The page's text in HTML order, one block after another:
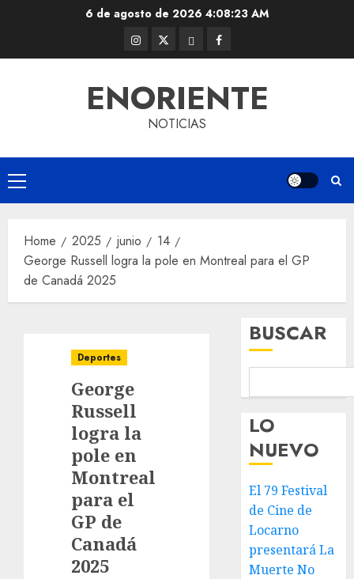
6 de agosto de 2026 4:08:24 AM
Instagram
@EnOriente
Twitter
(X)
ThreadsFacebook
ENORIENTE
NOTICIAS
Primary
Menu
Home 2025 junio
14
George Russell logra la pole en Montreal para el GP
de Canadá 2025
Deportes
George
Russell
logra la
pole en
Montreal
para el
GP de
Canadá
2025
BUSCAR
LO
NUEVO
El 79 Festival
de Cine de
Locarno
presentará La
Muerte No